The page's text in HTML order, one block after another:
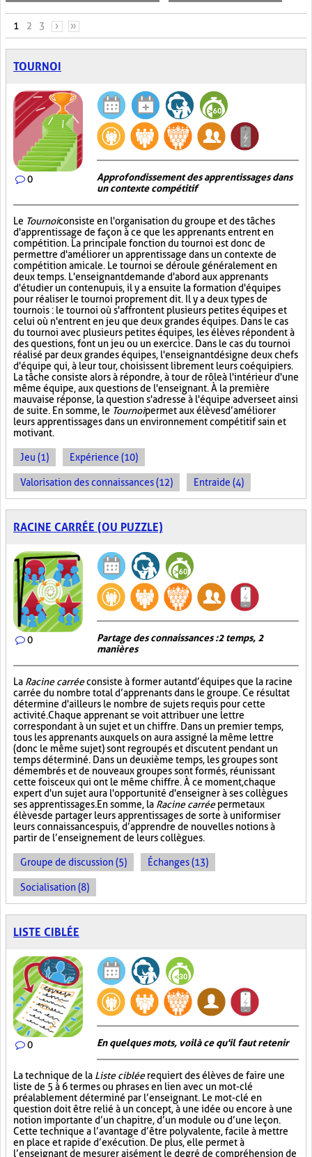
PAGES
1 2 3 › »
TOURNOI
0
Approfondissement des apprentissages dans
un contexte compétitif
Le Tournoiconsiste en l'organisation du groupe et des tâches
d'apprentissage de façon à ce que les apprenants entrent en
compétition. La principale fonction du tournoi est donc de
permettre d'améliorer un apprentissage dans un contexte de
compétition amicale. Le tournoi se déroule généralement en
deux temps. L'enseignant demande d'abord aux apprenants
d'étudier un contenu puis, il y a ensuite la formation d'équipes
pour réaliser le tournoi proprement dit. Il y a deux types de
tournois : le tournoi où s'affrontent plusieurs petites équipes et
celui où n'entrent en jeu que deux grandes équipes. Dans le cas
du tournoi avec plusieurs petites équipes, les élèves répondent à
des questions, font un jeu ou un exercice. Dans le cas du tournoi
réalisé par deux grandes équipes, l'enseignant désigne deux chefs
d'équipe qui, à leur tour, choisissent librement leurs coéquipiers.
La tâche consiste alors à répondre, à tour de rôle à l'intérieur d'une
même équipe, aux questions de l'enseignant. À la première
mauvaise réponse, la question s'adresse à l'équipe adverse et ainsi
de suite. En somme, le Tournoipermet aux élèves d’améliorer
leurs apprentissages dans un environnement compétitif sain et
motivant.
Jeu (1) Expérience (10)
Valorisation des connaissances (12) Entraide (4)
RACINE CARRÉE (OU PUZZLE)
0
Partage des connaissances : 2 temps, 2
manières
La Racine carréeconsiste à former autant d’équipes que la racine
carrée du nombre total d’apprenants dans le groupe. Ce résultat
détermine d'ailleurs le nombre de sujets requis pour cette
activité. Chaque apprenant se voit attribuer une lettre
correspondant à un sujet et un chiffre. Dans un premier temps,
tous les apprenants auxquels on aura assigné la même lettre
(donc le même sujet) sont regroupés et discutent pendant un
temps déterminé. Dans un deuxième temps, les groupes sont
démembrés et de nouveaux groupes sont formés, réunissant
cette fois ceux qui ont le même chiffre. À ce moment, chaque
expert d'un sujet aura l'opportunité d'enseigner à ses collègues
ses apprentissages. En somme, la Racine carréepermet aux
élèves de partager leurs apprentissages de sorte à uniformiser
leurs connaissances puis, d’apprendre de nouvelles notions à
partir de l’enseignement de leurs collègues.
Groupe de discussion (5) Échanges (13)
Socialisation (8)
LISTE CIBLÉE
0 En quelques mots, voilà ce qu'il faut retenir
La technique de la Liste cibléerequiert des élèves de faire une
liste de 5 à 6 termes ou phrases en lien avec un mot-clé
préalablement déterminé par l’enseignant. Le mot-clé en
question doit être relié à un concept, à une idée ou encore à une
notion importante d’un chapitre, d’un module ou d’une leçon.
Cette technique a l’avantage d’être polyvalente, facile à mettre
en place et rapide d’exécution. De plus, elle permet à
l’enseignant de mesurer aisément le degré de compréhension de